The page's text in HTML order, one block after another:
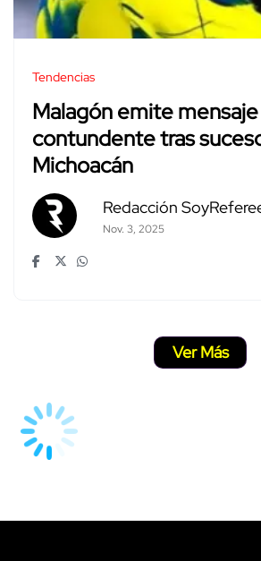
Tendencias
Malagón emite mensaje
contundente tras
Michoacán
Redacción
Nov. 3, 2025
Ver Más